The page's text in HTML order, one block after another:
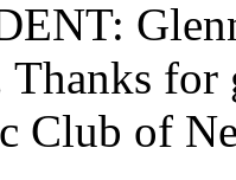
for
Club of